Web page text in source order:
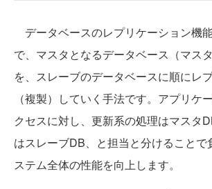
データベースのレプリケーション機
で、マスタとなるデータベース（マス
を、スレーブのデータベースに順にレ
（複製）していく手法です。アプリケ
クセスに対し、更新系の処理はマスタ
はスレーブDB、と担当と分けることで
ステム全体の性能を向上します。